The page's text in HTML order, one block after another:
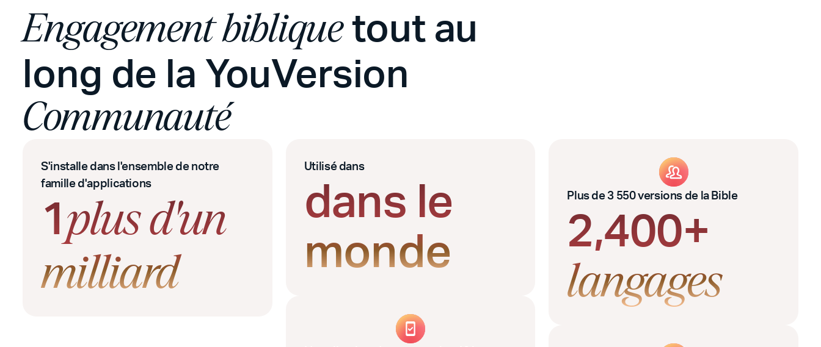
Engagement bibliquetout au
long de la YouVersion
Communauté
S'installe dans l'ensemble de notre
famille d'applications
1plus d'un
milliard
Utilisé dans
dans le
monde
Plus de 3 550 versions de la Bible
2,400+
langages